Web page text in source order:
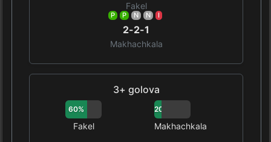
Fakel
P P N N I
2-2-1
Makhachkala
3+ golova
60%
Fakel
20%
Makhachkala